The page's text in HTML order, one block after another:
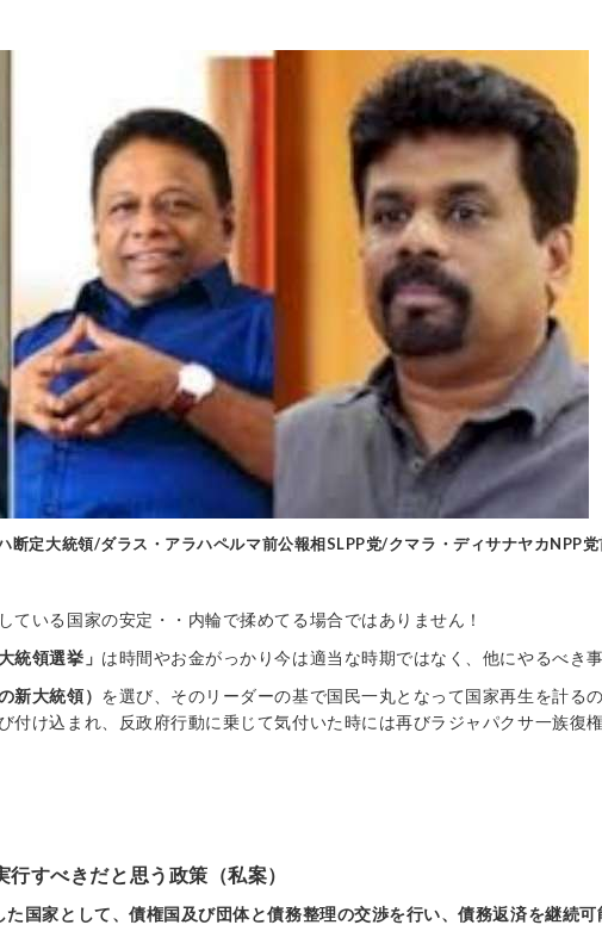
断定大統領/ダラス・アラハペルマ前公報相SLPP党/クマラ・ディサナヤカNPP
ている国家の安定・・内輪で揉めてる場合ではありません！
統領選挙」 は時間やお金がっかり今は適当な時期ではなく、他にやるべき
新大統領） を選び、そのリーダーの基で国民一丸となって国家再生を計る
付け込まれ、反政府行動に乗じて気付いた時には再びラジャパクサ一族復
すべきだと思う政策（私案）
国家として、債権国及び団体と債務整理の交渉を行い、債務返済を継続可